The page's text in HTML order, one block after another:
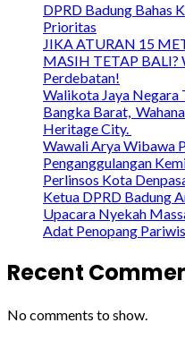
DPRD Badung Bahas
Prioritas
JIKA ATURAN 15
MASIH TETAP BALI?
Perdebatan!
Walikota Jaya Negara
Bangka Barat,
Heritage City.
Wawali Arya Wibawa
Penganggulangan
Perlinsos Kota
Ketua DPRD Badung
Upacara Nyekah
Adat Penopang
Recent
No comments to show.